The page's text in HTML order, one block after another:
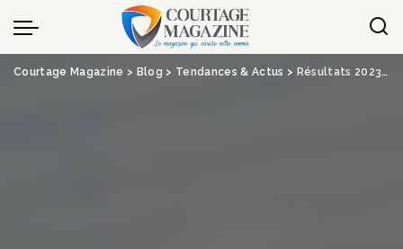
Panneau de gestion des cookies
Courtage Magazine > Blog > Tendances & Actus > Résultats 2023 : Axa explose son résultat net – News Assurances Pro